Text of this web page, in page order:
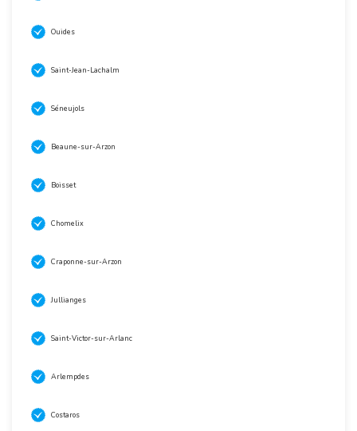
Ouides
Saint-Jean-Lachalm
Séneujols
Beaune-sur-Arzon
Boisset
Chomelix
Craponne-sur-Arzon
Jullianges
Saint-Victor-sur-Arlanc
Arlempdes
Costaros